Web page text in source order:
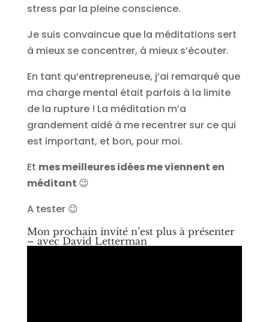
stress par la pleine conscience.
Je suis convaincue que la méditations sert
à mieux se concentrer, à mieux s’écouter.
En tant qu’entrepreneuse, j’ai remarqué que
ma charge mental était parfois à la limite
de la rupture ! La méditation m’a
grandement aidé à me recentrer sur ce qui
est important, et bon, pour moi.
Et mes meilleures idées me viennent en
méditant 😉
A tester 😉
Mon prochain invité n’est plus à présenter
– avec David Letterman